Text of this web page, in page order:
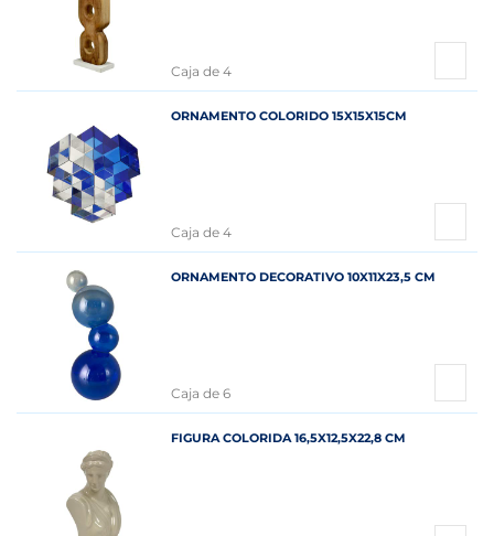
Caja de 4
ORNAMENTO COLORIDO 15X15X15CM
Caja de 4
ORNAMENTO DECORATIVO 10X11X23,5 CM
Caja de 6
FIGURA COLORIDA 16,5X12,5X22,8 CM